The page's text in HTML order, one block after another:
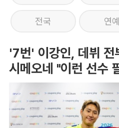
전국 연예
'7번' 이강인, 데뷔
시메오네 "이런 선수